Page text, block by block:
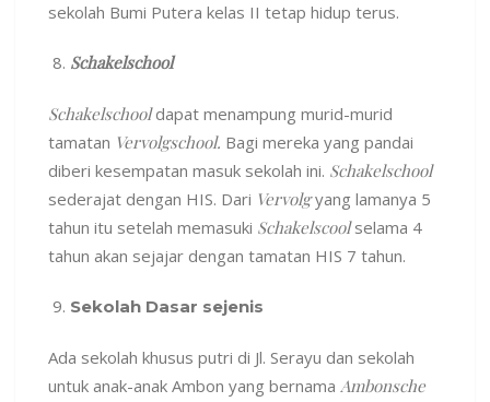
sekolah Bumi Putera kelas II tetap hidup terus.
Schakelschool
Schakelschooldapat menampung murid-murid
tamatan Vervolgschool. Bagi mereka yang pandai
diberi kesempatan masuk sekolah ini. Schakelschool
sederajat dengan HIS. Dari Vervolgyang lamanya 5
tahun itu setelah memasuki Schakelscoolselama 4
tahun akan sejajar dengan tamatan HIS 7 tahun.
Sekolah Dasar sejenis
Ada sekolah khusus putri di Jl. Serayu dan sekolah
untuk anak-anak Ambon yang bernama Ambonsche